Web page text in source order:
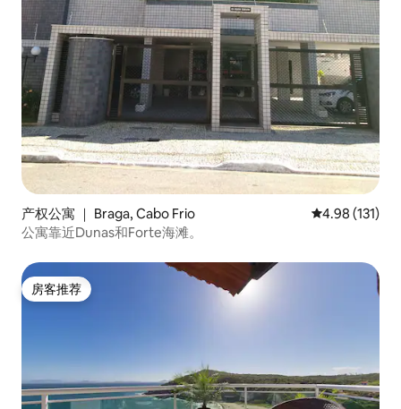
产权公寓 ｜ Braga, Cabo Frio 平均评分 4.98
4.98 (131)
公寓靠近Dunas和Forte海滩。
房客推荐
房客推荐